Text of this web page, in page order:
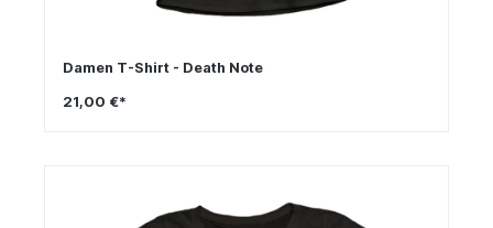
Damen T-Shirt - Death Note
21,00 €*